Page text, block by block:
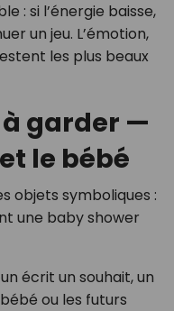
: si l’énergie baisse,
un jeu. L’émotion,
les plus beaux
à garder —
le bébé
objets symboliques :
une baby shower
écrit un souhait, un
ou les futurs